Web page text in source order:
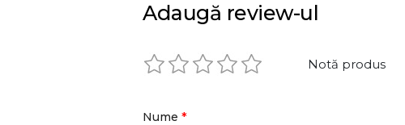
Adaugă review-ul
Notă produs
Nume *